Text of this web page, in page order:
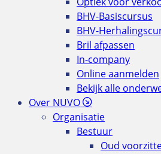
BHV-Basiscursus
BHV-
Bril afpassen
In-company
Online aanmelden
Bekijk alle
Over NUVO
Organisatie
Bestuur
Oud